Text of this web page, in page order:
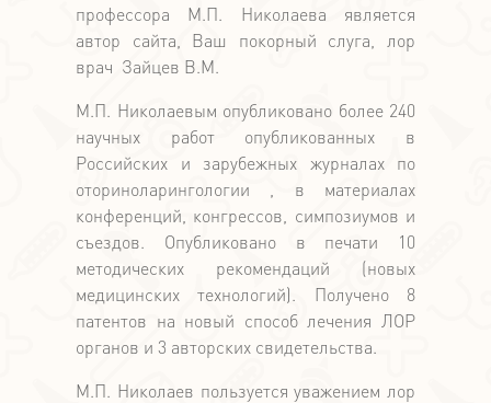
профессора М.П. Николаева является
автор сайта, Ваш покорный слуга, лор
врач Зайцев В.М.
М.П. Николаевым опубликовано более 240
научных работ опубликованных в
Российских и зарубежных журналах по
оториноларингологии , в материалах
конференций, конгрессов, симпозиумов и
съездов. Опубликовано в печати 10
методических рекомендаций (новых
медицинских технологий). Получено 8
патентов на новый способ лечения ЛОР
органов и 3 авторских свидетельства.
М.П. Николаев пользуется уважением лор